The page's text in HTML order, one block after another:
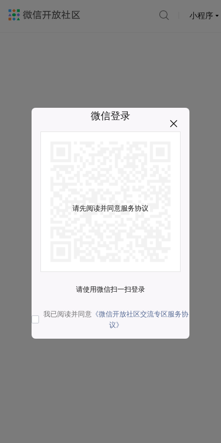
小程序
微信登录
请先阅读并同意服务协议
请使用微信扫一扫登录
我已阅读并同意 《微信开放社区交流专区服务协
议》